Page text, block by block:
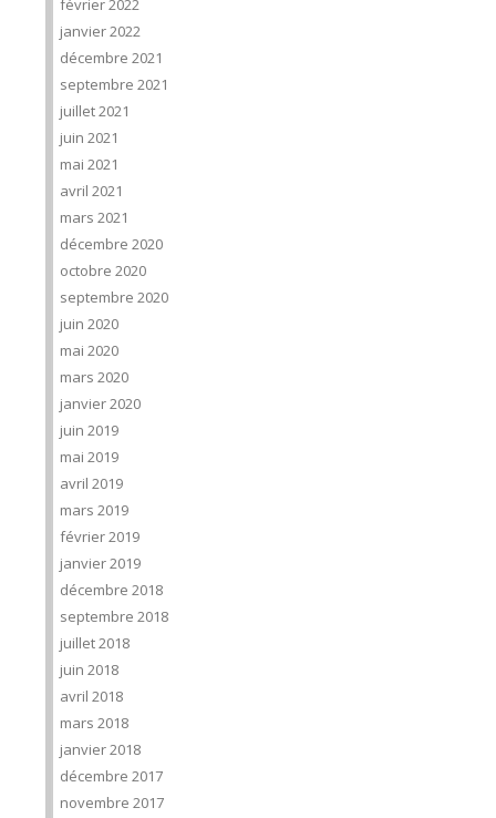
février 2022
janvier 2022
décembre 2021
septembre 2021
juillet 2021
juin 2021
mai 2021
avril 2021
mars 2021
décembre 2020
octobre 2020
septembre 2020
juin 2020
mai 2020
mars 2020
janvier 2020
juin 2019
mai 2019
avril 2019
mars 2019
février 2019
janvier 2019
décembre 2018
septembre 2018
juillet 2018
juin 2018
avril 2018
mars 2018
janvier 2018
décembre 2017
novembre 2017